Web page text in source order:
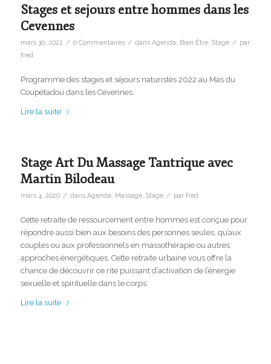
Stages et sejours entre hommes dans les
Cevennes
mars 30, 2022 / 0 Commentaires / dans Agenda Bien Être, Stage / par
fred
Programme des stages et séjours naturistes 2022 au Mas du
Coupétadou dans les Cevennes.
Lire la suite
Stage Art Du Massage Tantrique avec
Martin Bilodeau
mars 4, 2020 / dans Agenda Massage, Stage / par fred
Cette retraite de ressourcement entre hommes est conçue pour
répondre aussi bien aux besoins des personnes seules, qu’aux
couples ou aux professionnels en massothérapie ou autres
approches énergétiques. Cette retraite urbaine vous offre la
chance de découvrir ce rite puissant d’activation de l’énergie
sexuelle et spirituelle dans le corps.
Lire la suite